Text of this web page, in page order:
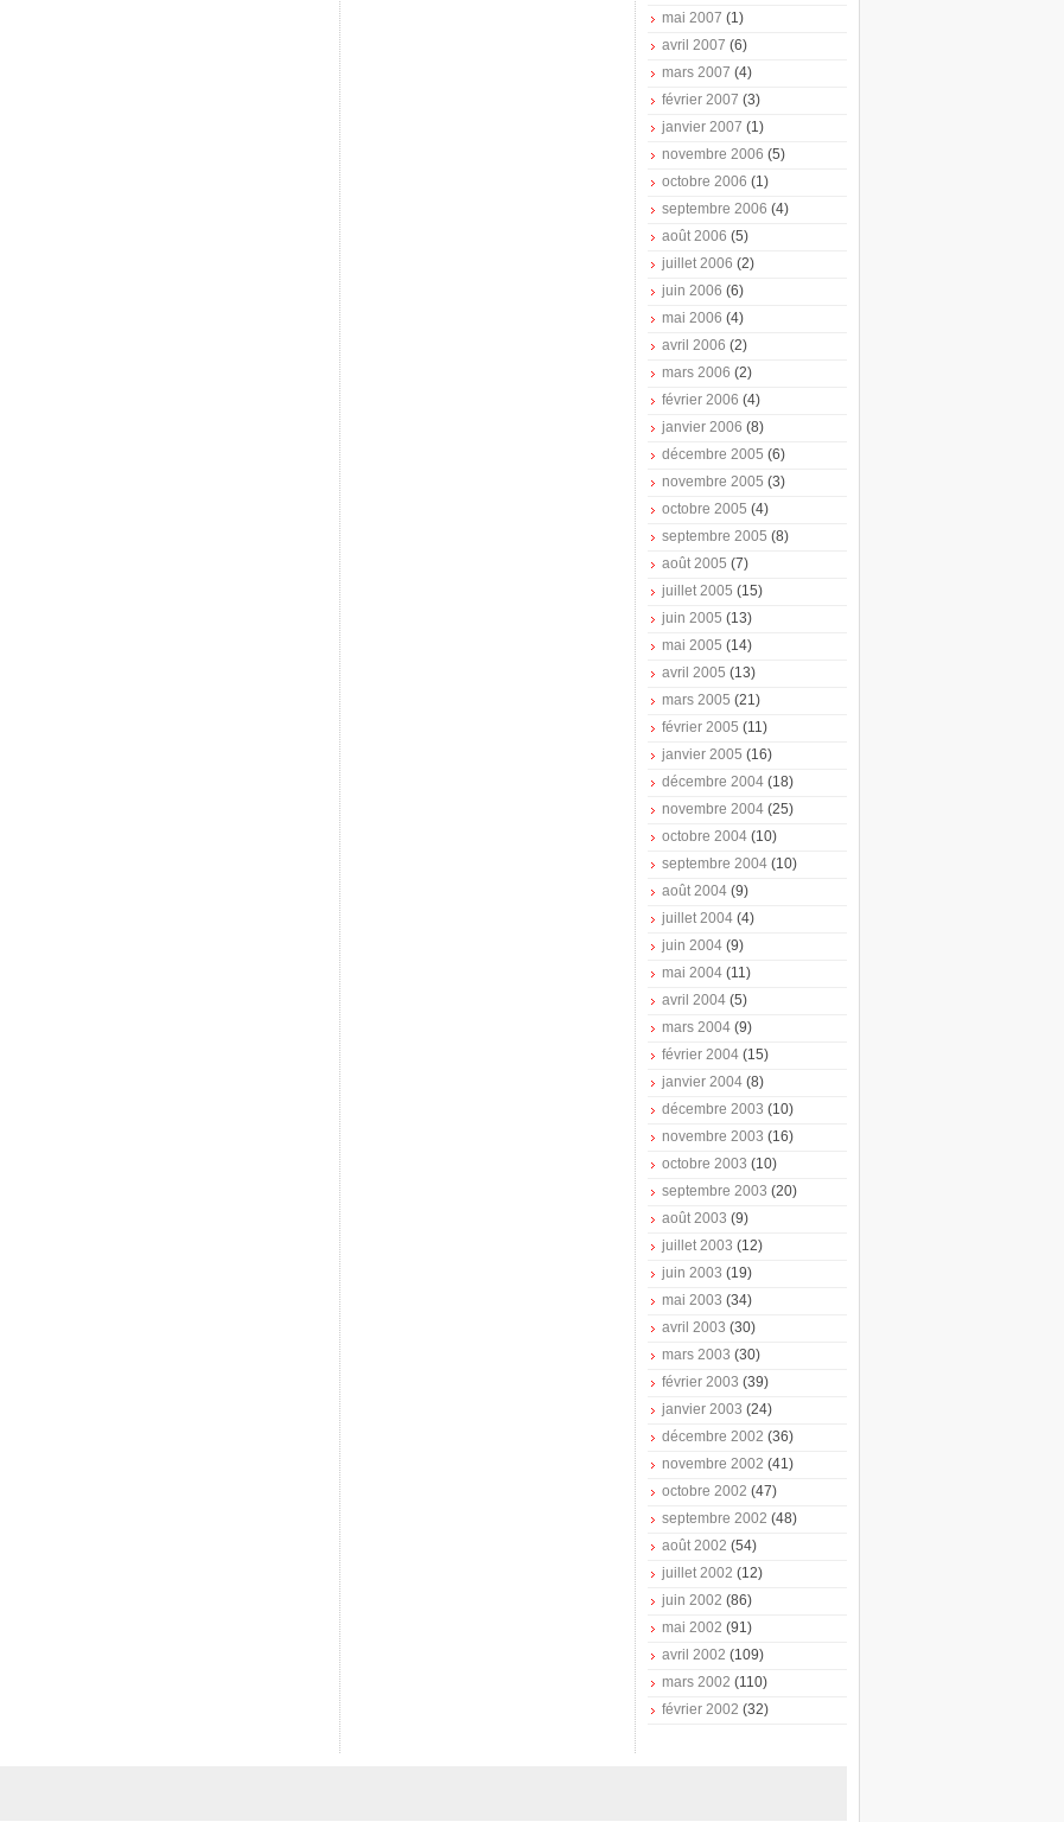
mai 2007 (1)
avril 2007 (6)
mars 2007 (4)
février 2007 (3)
janvier 2007 (1)
novembre 2006 (5)
octobre 2006 (1)
septembre 2006 (4)
août 2006 (5)
juillet 2006 (2)
juin 2006 (6)
mai 2006 (4)
avril 2006 (2)
mars 2006 (2)
février 2006 (4)
janvier 2006 (8)
décembre 2005 (6)
novembre 2005 (3)
octobre 2005 (4)
septembre 2005 (8)
août 2005 (7)
juillet 2005 (15)
juin 2005 (13)
mai 2005 (14)
avril 2005 (13)
mars 2005 (21)
février 2005 (11)
janvier 2005 (16)
décembre 2004 (18)
novembre 2004 (25)
octobre 2004 (10)
septembre 2004 (10)
août 2004 (9)
juillet 2004 (4)
juin 2004 (9)
mai 2004 (11)
avril 2004 (5)
mars 2004 (9)
février 2004 (15)
janvier 2004 (8)
décembre 2003 (10)
novembre 2003 (16)
octobre 2003 (10)
septembre 2003 (20)
août 2003 (9)
juillet 2003 (12)
juin 2003 (19)
mai 2003 (34)
avril 2003 (30)
mars 2003 (30)
février 2003 (39)
janvier 2003 (24)
décembre 2002 (36)
novembre 2002 (41)
octobre 2002 (47)
septembre 2002 (48)
août 2002 (54)
juillet 2002 (12)
juin 2002 (86)
mai 2002 (91)
avril 2002 (109)
mars 2002 (110)
février 2002 (32)